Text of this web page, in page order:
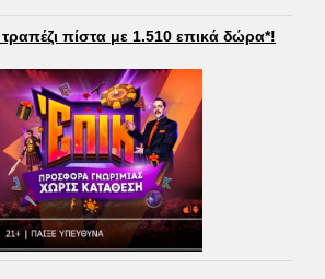
πίστα με 1.510 επικά δώρα*!